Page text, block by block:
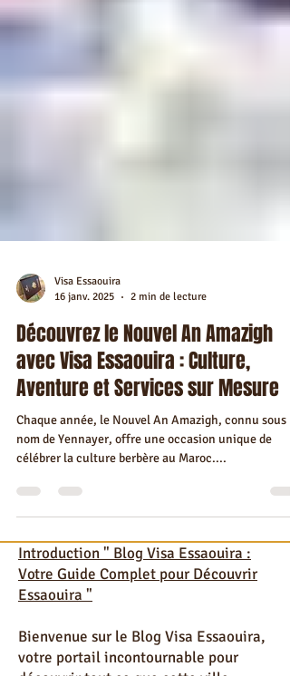
Visa Essaouira
16 janv. 2025
2 min de lecture
Découvrez le Nouvel An Amazigh
avec Visa Essaouira : Culture,
Aventure et Services sur Mesure
nom de Yennayer, offre une occasion unique de
Introduction " Blog Visa Essaouira :
Essaouira "